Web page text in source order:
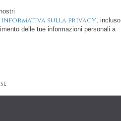
sulla privacy, incluso
delle tue informazioni personali a